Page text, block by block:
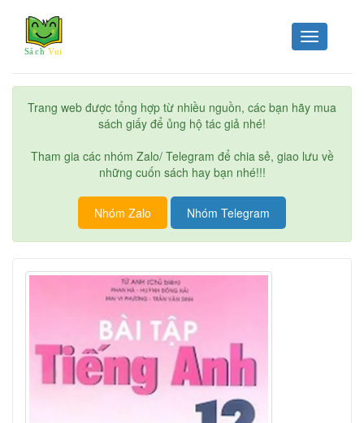
Toggle
navigation
Trang web được tổng hợp từ nhiều nguồn, các bạn hãy mua
sách giấy để ủng hộ tác giả nhé!
Tham gia các nhóm Zalo/ Telegram để chia sẻ, giao lưu về
những cuốn sách hay bạn nhé!!!
Nhóm Zalo Nhóm Telegram